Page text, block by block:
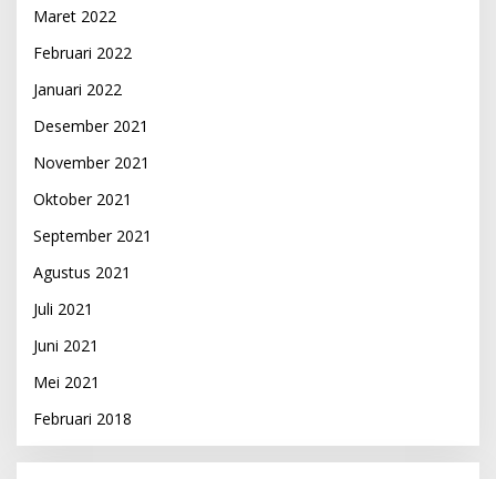
Maret 2022
Februari 2022
Januari 2022
Desember 2021
November 2021
Oktober 2021
September 2021
Agustus 2021
Juli 2021
Juni 2021
Mei 2021
Februari 2018